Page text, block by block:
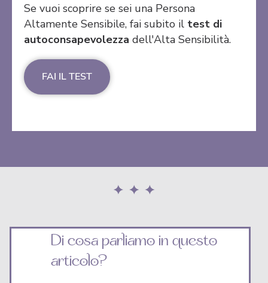
Se vuoi scoprire se sei una Persona
Altamente Sensibile, fai subito il test di
autoconsapevolezza dell'Alta Sensibilità.
FAI IL TEST
Di cosa parliamo in questo
articolo?